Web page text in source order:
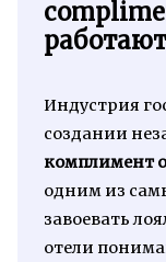
работают
Индустрия
создании
комплимент
одним из
завоевать
отели